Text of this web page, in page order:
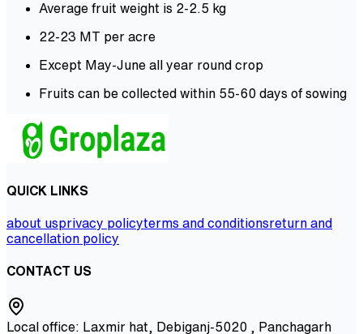
Average fruit weight is 2-2.5 kg
22-23 MT per acre
Except May-June all year round crop
Fruits can be collected within 55-60 days of sowing
QUICK LINKS
about usprivacy policyterms and conditionsreturn and
cancellation policy
CONTACT US
Local office: Laxmir hat, Debiganj-5020 , Panchagarh